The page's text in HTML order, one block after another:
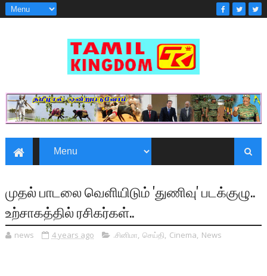
முதல் பாடலை வெளியிடும் 'துணிவு' படக்குழு..
உற்சாகத்தில் ரசிகர்கள்..
news 4 years ago .சினிமா, செய்தி, Cinema, News